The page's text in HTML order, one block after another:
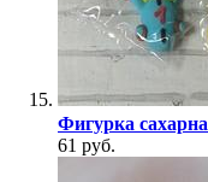
Фигурка
61 руб.